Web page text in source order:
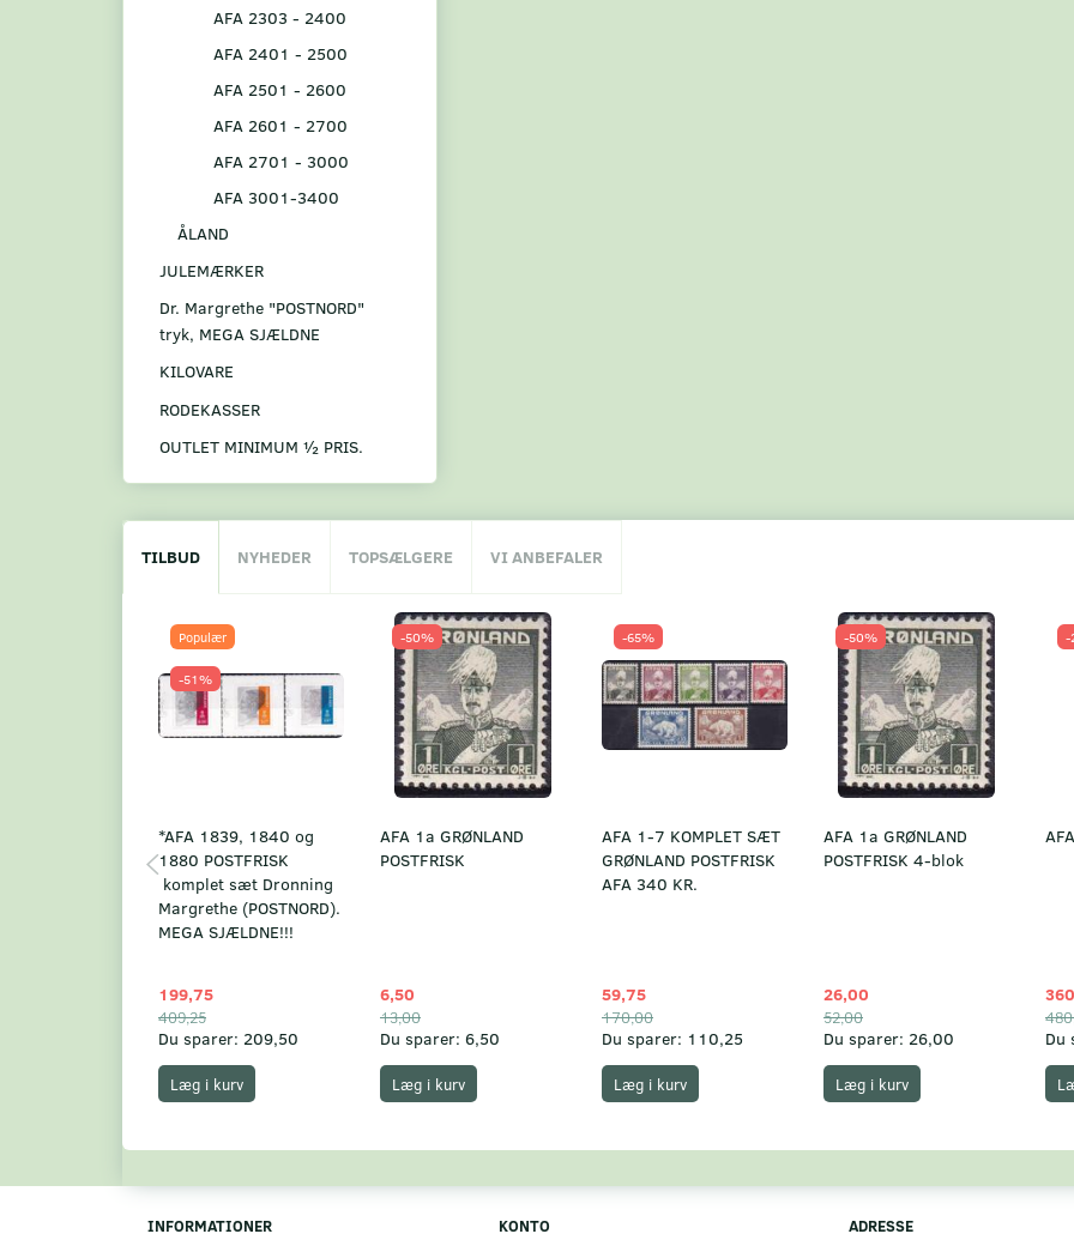
AFA 2303 - 2400
AFA 2401 - 2500
AFA 2501 - 2600
AFA 2601 - 2700
AFA 2701 - 3000
AFA 3001-3400
ÅLAND
JULEMÆRKER
Dr. Margrethe "POSTNORD"
tryk, MEGA SJÆLDNE
KILOVARE
RODEKASSER
OUTLET MINIMUM ½ PRIS.
TILBUD NYHEDER TOPSÆLGERE VI ANBEFALER
Populær
-51%
*AFA 1839, 1840 og
1880 POSTFRISK
komplet sæt Dronning
Margrethe (POSTNORD).
MEGA SJÆLDNE!!!
199,75
409,25
Du sparer: 209,50
Læg i kurv
-50%
AFA 1a GRØNLAND
POSTFRISK
6,50
13,00
Du sparer: 6,50
Læg i kurv
-65%
AFA 1-7 KOMPLET SÆT
GRØNLAND POSTFRISK
AFA 340 KR.
59,75
170,00
Du sparer: 110,25
Læg i kurv
-50%
AFA 1a GRØNLAND
POSTFRISK 4-blok
26,00
52,00
Du sparer: 26,00
Læg i kurv
-
Du
INFORMATIONER KONTO ADRESSE